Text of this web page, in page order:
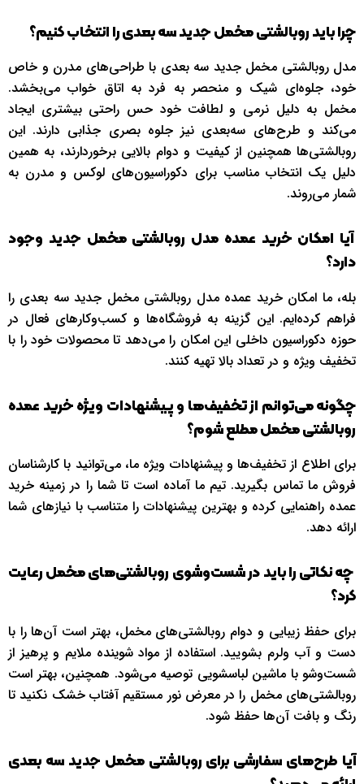
چرا باید روبالشتی مخمل جدید سه بعدی را انتخاب کنیم؟
مدل روبالشتی مخمل جدید سه بعدی با طراحی‌های مدرن و خاص
خود، جلوه‌ای شیک و منحصر به فرد به اتاق خواب می‌بخشد.
مخمل به دلیل نرمی و لطافت خود حس راحتی بیشتری ایجاد
می‌کند و طرح‌های سه‌بعدی نیز جلوه بصری جذابی دارند. این
روبالشتی‌ها همچنین از کیفیت و دوام بالایی برخوردارند، به همین
دلیل یک انتخاب مناسب برای دکوراسیون‌های لوکس و مدرن به
شمار می‌روند.
آیا امکان خرید عمده مدل روبالشتی مخمل جدید وجود
دارد؟
بله، ما امکان خرید عمده مدل روبالشتی مخمل جدید سه بعدی را
فراهم کرده‌ایم. این گزینه به فروشگاه‌ها و کسب‌وکارهای فعال در
حوزه دکوراسیون داخلی این امکان را می‌دهد تا محصولات خود را با
تخفیف ویژه و در تعداد بالا تهیه کنند.
چگونه می‌توانم از تخفیف‌ها و پیشنهادات ویژه خرید عمده
روبالشتی مخمل مطلع شوم؟
برای اطلاع از تخفیف‌ها و پیشنهادات ویژه ما، می‌توانید با کارشناسان
فروش ما تماس بگیرید. تیم ما آماده است تا شما را در زمینه خرید
عمده راهنمایی کرده و بهترین پیشنهادات را متناسب با نیازهای شما
ارائه دهد.
چه نکاتی را باید در شست‌وشوی روبالشتی‌های مخمل رعایت
کرد؟
برای حفظ زیبایی و دوام روبالشتی‌های مخمل، بهتر است آن‌ها را با
دست و آب ولرم بشویید. استفاده از مواد شوینده ملایم و پرهیز از
شست‌وشو با ماشین لباسشویی توصیه می‌شود. همچنین، بهتر است
روبالشتی‌های مخمل را در معرض نور مستقیم آفتاب خشک نکنید تا
رنگ و بافت آن‌ها حفظ شود.
آیا طرح‌های سفارشی برای روبالشتی مخمل جدید سه بعدی